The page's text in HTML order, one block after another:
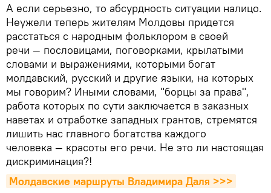
А если серьезно, то абсурдность ситуации налицо.
Неужели теперь жителям Молдовы придется
расстаться с народным фольклором в своей
речи — пословицами, поговорками, крылатыми
словами и выражениями, которыми богат
молдавский, русский и другие языки, на которых
мы говорим? Иными словами, "борцы за права",
работа которых по сути заключается в заказных
наветах и отработке западных грантов, стремятся
лишить нас главного богатства каждого
человека — красоты его речи. Не это ли настоящая
дискриминация?!
Молдавские маршруты Владимира Даля >>>